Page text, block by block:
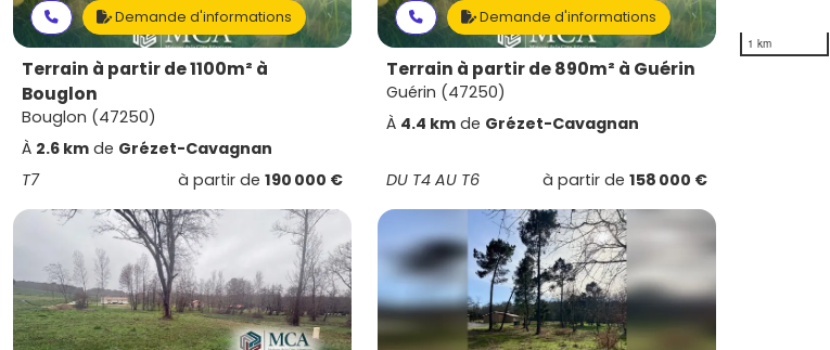
Demande d'informations
Terrain à partir de 1100m² à
Bouglon
Bouglon (47250)
À 2.6 km de Grézet-Cavagnan
T7
à partir de 190 000 €
Demande d'informations
Terrain à partir de 890m² à Guérin
Guérin (47250)
À 4.4 km de Grézet-Cavagnan
DU T4 AU T6 à partir de 158 000 €
1 km